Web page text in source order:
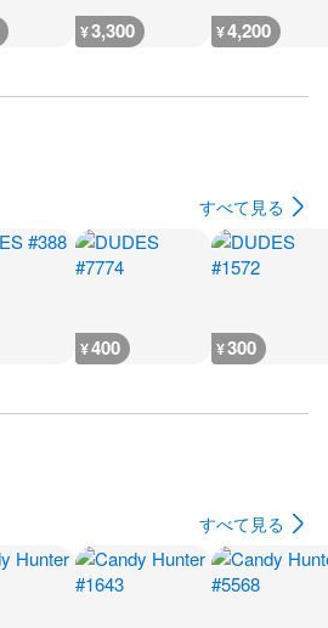
¥3,300 ¥4,200
すべて見る
¥400 ¥300
すべて見る